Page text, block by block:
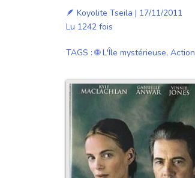
🪶 Koyolite Tseila | 17/11/2011
Lu 1242 fois
TAGS :🌐 L'Île mystérieuse, Action